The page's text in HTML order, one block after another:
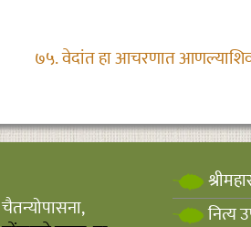
७५. वेदांत हा आचरणात
चैतन्योपासना,
नित्य